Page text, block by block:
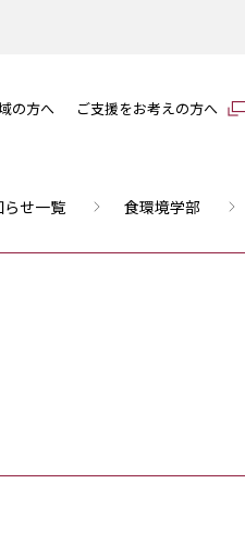
の方へ ご支援をお考えの方へ
らせ一覧 食環境学部